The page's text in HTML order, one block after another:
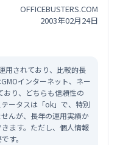
OFFICEBUSTERS.COM
2003年02月24日
用されており、比較的長
インターネット、ネー
おり、どちらも信頼性の
ータスは「ok」で、特別
んが、長年の運用実績か
ます。ただし、個人情報
す。